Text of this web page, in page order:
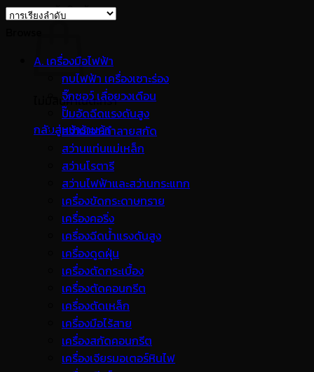
ตะกร้าสินค้า
ไม่มีสินค้าในตะกร้า
กลับสู่หน้าร้านค้า
A. เครื่องมือไฟฟ้า
กบไฟฟ้า เครื่องเซาะร่อง
จิ๊กซอว์ เลื่อยวงเดือน
ปั๊มอัดฉีดแรงดันสูง
สว่านเจาะทำลายสกัด
สว่านแท่นแม่เหล็ก
สว่านโรตารี
สว่านไฟฟ้าและสว่านกระแทก
เครื่องขัดกระดาษทราย
เครื่องคอริ่ง
เครื่องฉีดน้ำแรงดันสูง
เครื่องดูดฝุ่น
เครื่องตัดกระเบื้อง
เครื่องตัดคอนกรีต
เครื่องตัดเหล็ก
เครื่องมือไร้สาย
เครื่องสกัดคอนกรีต
เครื่องเจียรมอเตอร์หินไฟ